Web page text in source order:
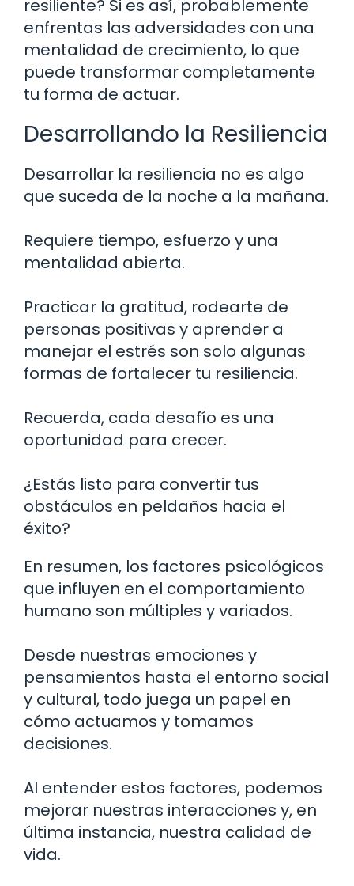
resiliente? Si es así, probablemente
enfrentas las adversidades con una
mentalidad de crecimiento, lo que
puede transformar completamente
tu forma de actuar.
Desarrollando la Resiliencia
Desarrollar la resiliencia no es algo
que suceda de la noche a la mañana.
Requiere tiempo, esfuerzo y una
mentalidad abierta.
Practicar la gratitud, rodearte de
personas positivas y aprender a
manejar el estrés son solo algunas
formas de fortalecer tu resiliencia.
Recuerda, cada desafío es una
oportunidad para crecer.
¿Estás listo para convertir tus
obstáculos en peldaños hacia el
éxito?
En resumen, los factores psicológicos
que influyen en el comportamiento
humano son múltiples y variados.
Desde nuestras emociones y
pensamientos hasta el entorno social
y cultural, todo juega un papel en
cómo actuamos y tomamos
decisiones.
Al entender estos factores, podemos
mejorar nuestras interacciones y, en
última instancia, nuestra calidad de
vida.